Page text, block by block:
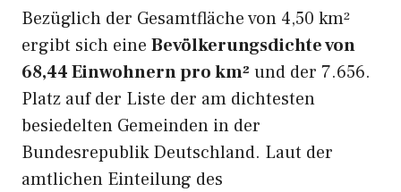
Bezüglich der Gesamtfläche von 4,50 km²
ergibt sich eine Bevölkerungsdichte von
68,44 Einwohnern pro km² und der 7.656.
Platz auf der Liste der am dichtesten
besiedelten Gemeinden in der
Bundesrepublik Deutschland. Laut der
amtlichen Einteilung des